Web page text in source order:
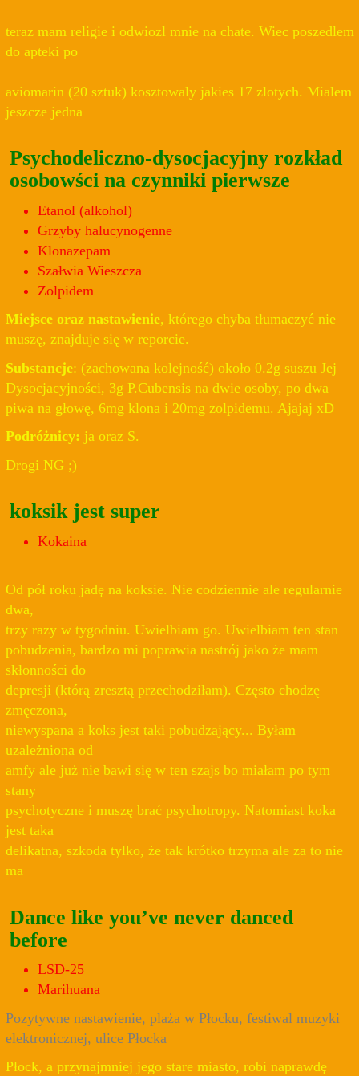
teraz mam religie i odwiozl mnie na chate. Wiec poszedlem
do apteki po
aviomarin (20 sztuk) kosztowaly jakies 17 zlotych. Mialem
jeszcze jedna
Psychodeliczno-dysocjacyjny rozkład
osobowści na czynniki pierwsze
Etanol (alkohol)
Grzyby halucynogenne
Klonazepam
Szałwia Wieszcza
Zolpidem
Miejsce oraz nastawienie, którego chyba tłumaczyć nie
muszę, znajduje się w reporcie.
Substancje: (zachowana kolejność) około 0.2g suszu Jej
Dysocjacyjności, 3g P.Cubensis na dwie osoby, po dwa
piwa na głowę, 6mg klona i 20mg zolpidemu. Ajajaj xD
Podróżnicy: ja oraz S.
Drogi NG ;)
koksik jest super
Kokaina
Od pół roku jadę na koksie. Nie codziennie ale regularnie
dwa,
trzy razy w tygodniu. Uwielbiam go. Uwielbiam ten stan
pobudzenia, bardzo mi poprawia nastrój jako że mam
skłonności do
depresji (którą zresztą przechodziłam). Często chodzę
zmęczona,
niewyspana a koks jest taki pobudzający... Byłam
uzależniona od
amfy ale już nie bawi się w ten szajs bo miałam po tym
stany
psychotyczne i muszę brać psychotropy. Natomiast koka
jest taka
delikatna, szkoda tylko, że tak krótko trzyma ale za to nie
ma
Dance like you’ve never danced
before
LSD-25
Marihuana
Pozytywne nastawienie, plaża w Płocku, festiwal muzyki
elektronicznej, ulice Płocka
Płock, a przynajmniej jego stare miasto, robi naprawdę